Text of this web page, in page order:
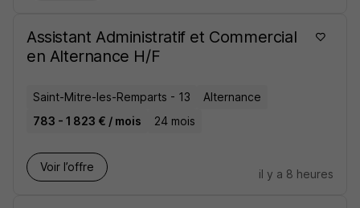
Assistant Administratif et Commercial
en Alternance H/F
Saint-Mitre-les-Remparts - 13
Alternance
783 - 1 823 € / mois
24 mois
Voir l’offre
il y a 8 heures